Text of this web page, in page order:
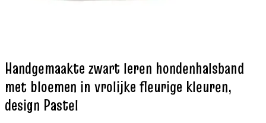
Handgemaakte zwart leren hondenhalsband
met bloemen in vrolijke fleurige kleuren,
design Pastel